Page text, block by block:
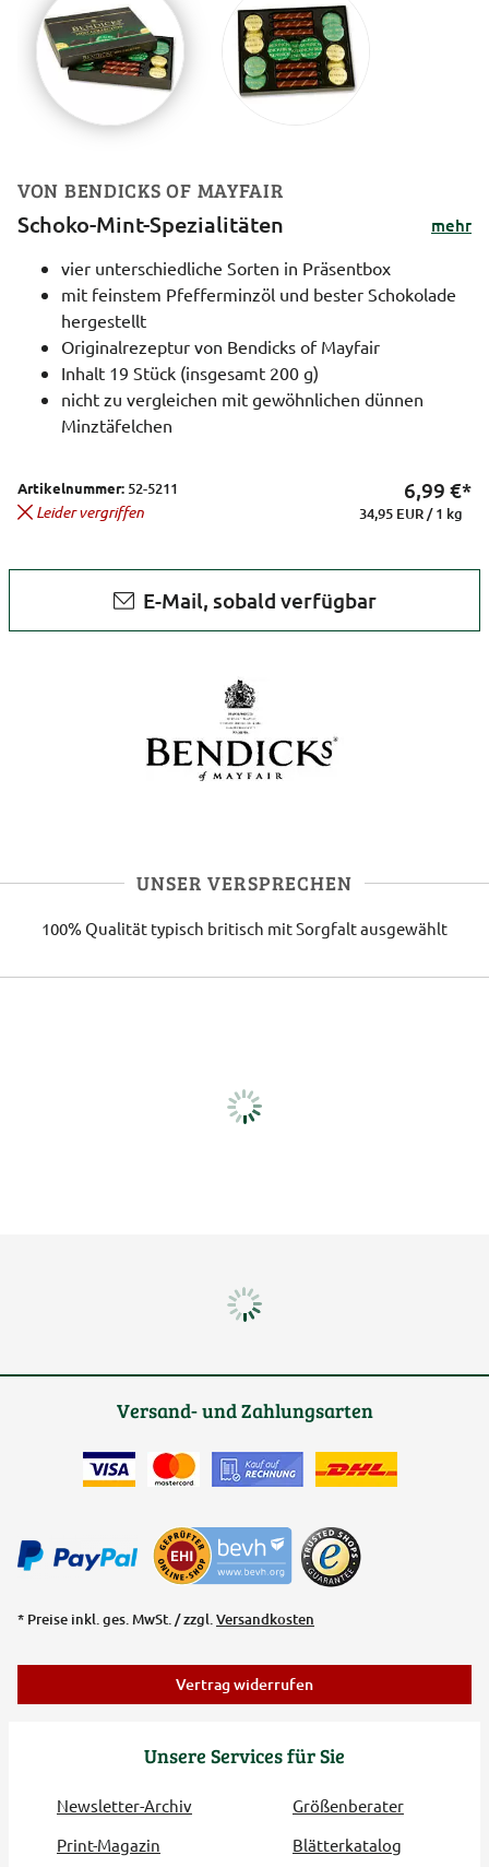
VON BENDICKS OF MAYFAIR
Schoko-Mint-Spezialitäten
mehr
vier unterschiedliche Sorten in Präsentbox
mit feinstem Pfefferminzöl und bester Schokolade
hergestellt
Originalrezeptur von Bendicks of Mayfair
Inhalt 19 Stück (insgesamt 200 g)
nicht zu vergleichen mit gewöhnlichen dünnen
Minztäfelchen
Artikelnummer: 52-5211
Leider vergriffen
6,99 €*
34,95 EUR / 1 kg
E-Mail, sobald verfügbar
UNSER VERSPRECHEN
100% Qualität typisch britisch mit Sorgfalt ausgewählt
Unsere Services für Sie
Newsletter-Archiv
Größenberater
Print-Magazin
Blätterkatalog
Versand- und Zahlungsarten
* Preise inkl. ges. MwSt. / zzgl.Versandkosten
Vertrag widerrufen